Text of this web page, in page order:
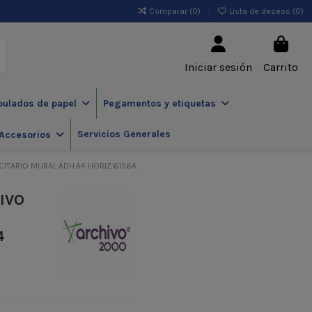
Comparar (0) Lista de deseos (0)
Iniciar sesión Carrito
de papel Pegamentos y etiquetas
Servicios Generales
MURAL ADH.A4 HORIZ.6156A